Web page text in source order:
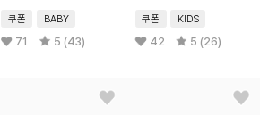
쿠폰 BABY
71 5 (43)
쿠폰 KIDS
42 5 (26)